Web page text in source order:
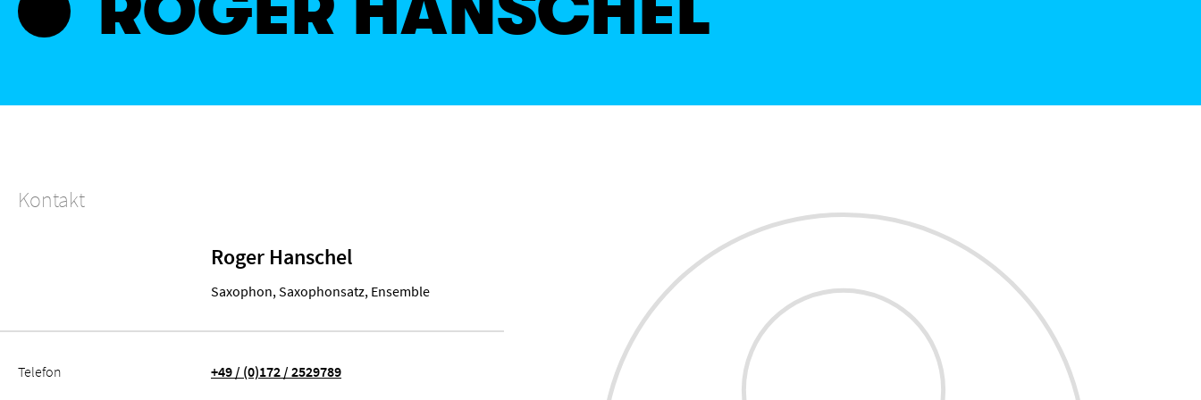
Kontakt
Roger Hanschel
Saxophon, Saxophonsatz, Ensemble
Telefon +49 / (0)172 / 2529789